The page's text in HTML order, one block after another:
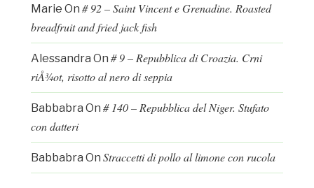
Marie On # 92 – Saint Vincent e Grenadine. Roasted
breadfruit and fried jack fish
Alessandra On # 9 – Repubblica di Croazia. Crni
riÅ¾ot, risotto al nero di seppia
Babbabra On # 140 – Repubblica del Niger. Stufato
con datteri
Babbabra On Straccetti di pollo al limone con rucola